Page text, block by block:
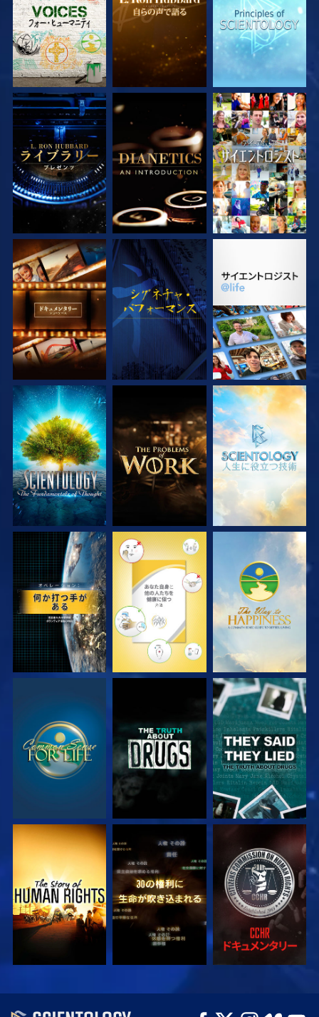
シリーズを探求 シリーズを探求 観る
シリーズを探求 観る シリーズを探求
シリーズを探求 シリーズを探求 シリーズを探求
観る 観る 観る
観る 観る 観る
観る 観る 観る